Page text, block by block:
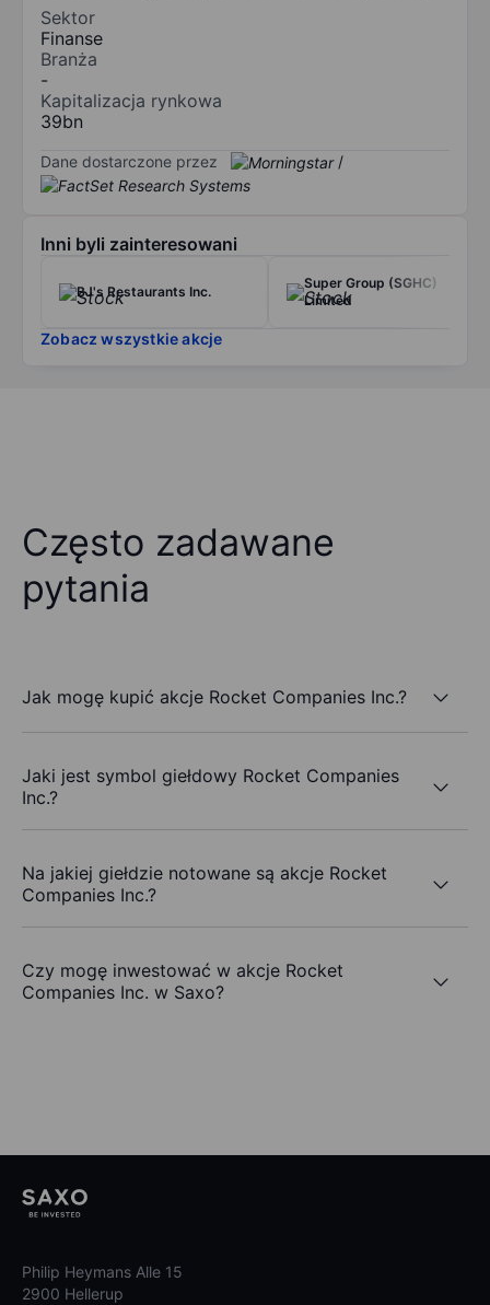
Sektor
Finanse
Branża
-
Kapitalizacja rynkowa
39bn
Dane dostarczone przez /
Inni byli zainteresowani
BJ's Restaurants Inc.
Super Group (SGHC)
Limited
Zobacz wszystkie akcje
Często zadawane
pytania
Jak mogę kupić akcje Rocket Companies Inc.?
Jaki jest symbol giełdowy Rocket Companies
Inc.?
Na jakiej giełdzie notowane są akcje Rocket
Companies Inc.?
Czy mogę inwestować w akcje Rocket
Companies Inc. w Saxo?
Philip Heymans Alle 15
2900 Hellerup